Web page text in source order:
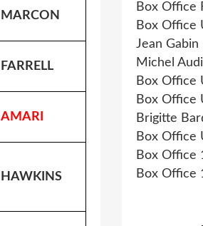
MARCON
FARRELL
AMARI
HAWKINS
Box Office
Box Office
Jean
Michel
Box Office
Box Office
Brigitte
Box Office
Box Office
Box Office